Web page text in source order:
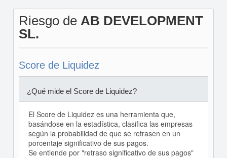
Riesgo de AB DEVELOPMENT
SL.
Score de Liquidez
¿Qué mide el Score de Liquidez?
El Score de Liquidez es una herramienta que,
basándose en la estadística, clasifica las empresas
según la probabilidad de que se retrasen en un
porcentaje significativo de sus pagos.
Se entiende por "retraso significativo de sus pagos"